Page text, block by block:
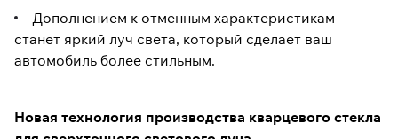
Дополнением к отменным характеристикам
станет яркий луч света, который сделает ваш
автомобиль более стильным.
Новая технология производства кварцевого стекла